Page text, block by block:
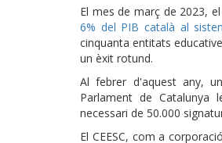
El mes de març de 2023,
6% del PIB català al
cinquanta entitats
un èxit rotund.
Al febrer d'aquest any,
Parlament de Catalunya
necessari de 50.000
El CEESC, com a